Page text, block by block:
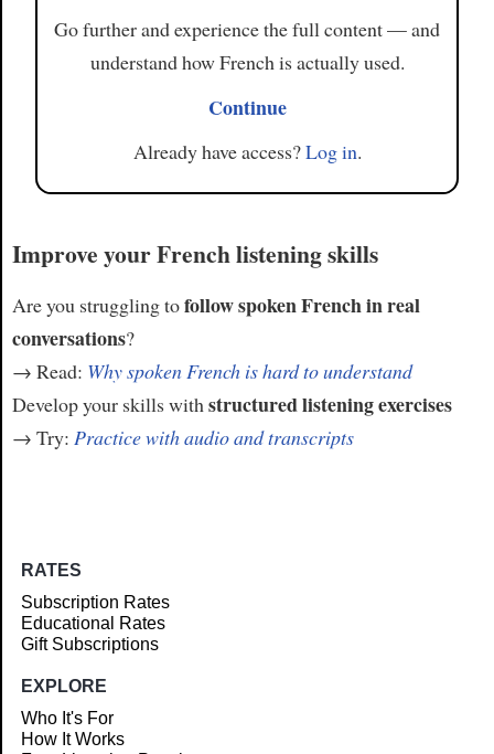
Go further and experience the full content — and
understand how French is actually used.
Continue
Already have access?Log in.
Improve your French listening skills
Are you struggling tofollow spoken French in real
conversations?
→ Read: Why spoken French is hard to understand
Develop your skills with structured listening exercises
→ Try: Practice with audio and transcripts
RATES
Subscription Rates
Educational Rates
Gift Subscriptions
EXPLORE
Who It's For
How It Works